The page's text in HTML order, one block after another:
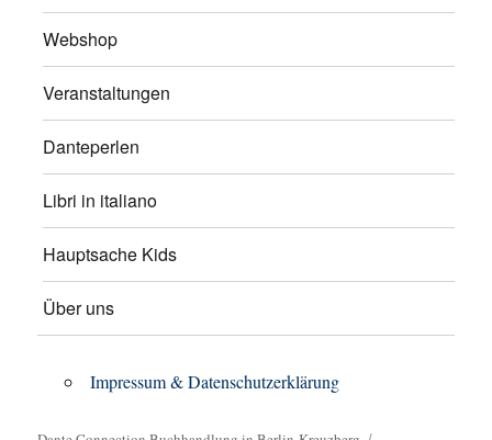
Webshop
Veranstaltungen
Danteperlen
Libri in italiano
Hauptsache Kids
Über uns
Impressum & Datenschutzerklärung